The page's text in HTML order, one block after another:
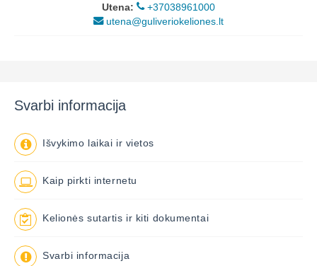
Utena:
+37038961000
utena@guliveriokeliones.lt
Svarbi informacija
Išvykimo laikai ir vietos
Kaip pirkti internetu
Kelionės sutartis ir kiti dokumentai
Svarbi informacija